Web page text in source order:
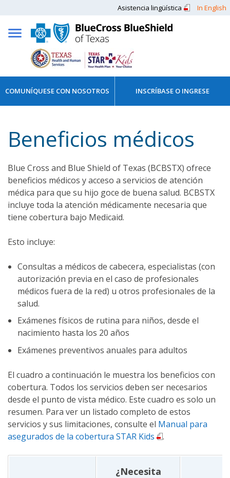
Asistencia lingüística In English
COMUNÍQUESE CON NOSOTROS INSCRÍBASE O INGRESE
Beneficios médicos
Blue Cross and Blue Shield of Texas (BCBSTX) ofrece
beneficios médicos y acceso a servicios de atención
médica para que su hijo goce de buena salud. BCBSTX
incluye toda la atención médicamente necesaria que
tiene cobertura bajo Medicaid.
Esto incluye:
Consultas a médicos de cabecera, especialistas (con
autorización previa en el caso de profesionales
médicos fuera de la red) u otros profesionales de la
salud.
Exámenes físicos de rutina para niños, desde el
nacimiento hasta los 20 años
Exámenes preventivos anuales para adultos
El cuadro a continuación le muestra los beneficios con
cobertura. Todos los servicios deben ser necesarios
desde el punto de vista médico. Este cuadro es solo un
resumen. Para ver un listado completo de estos
servicios y sus limitaciones, consulte el Manual para
asegurados de la cobertura STAR Kids
.
¿Necesita